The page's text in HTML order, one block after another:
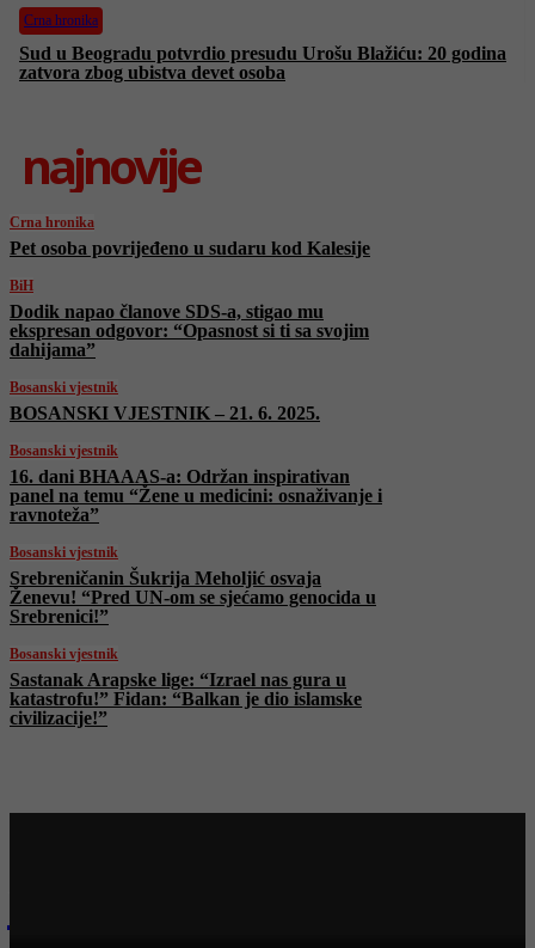
Crna hronika
Sud u Beogradu potvrdio presudu Urošu Blažiću: 20 godina
zatvora zbog ubistva devet osoba
najnovije
Crna hronika
Pet osoba povrijeđeno u sudaru kod Kalesije
BiH
Dodik napao članove SDS-a, stigao mu
ekspresan odgovor: “Opasnost si ti sa svojim
dahijama”
Bosanski vjestnik
BOSANSKI VJESTNIK – 21. 6. 2025.
Bosanski vjestnik
16. dani BHAAAS-a: Održan inspirativan
panel na temu “Žene u medicini: osnaživanje i
ravnoteža”
Bosanski vjestnik
Srebreničanin Šukrija Meholjić osvaja
Ženevu! “Pred UN-om se sjećamo genocida u
Srebrenici!”
Bosanski vjestnik
Sastanak Arapske lige: “Izrael nas gura u
katastrofu!” Fidan: “Balkan je dio islamske
civilizacije!”